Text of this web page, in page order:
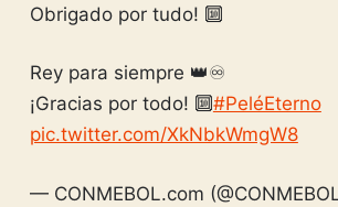
Obrigado por tudo! 🔟
Rey para siempre 👑♾
¡Gracias por todo! 🔟#PeléEterno
pic.twitter.com/XkNbkWmgW8
— CONMEBOL.com